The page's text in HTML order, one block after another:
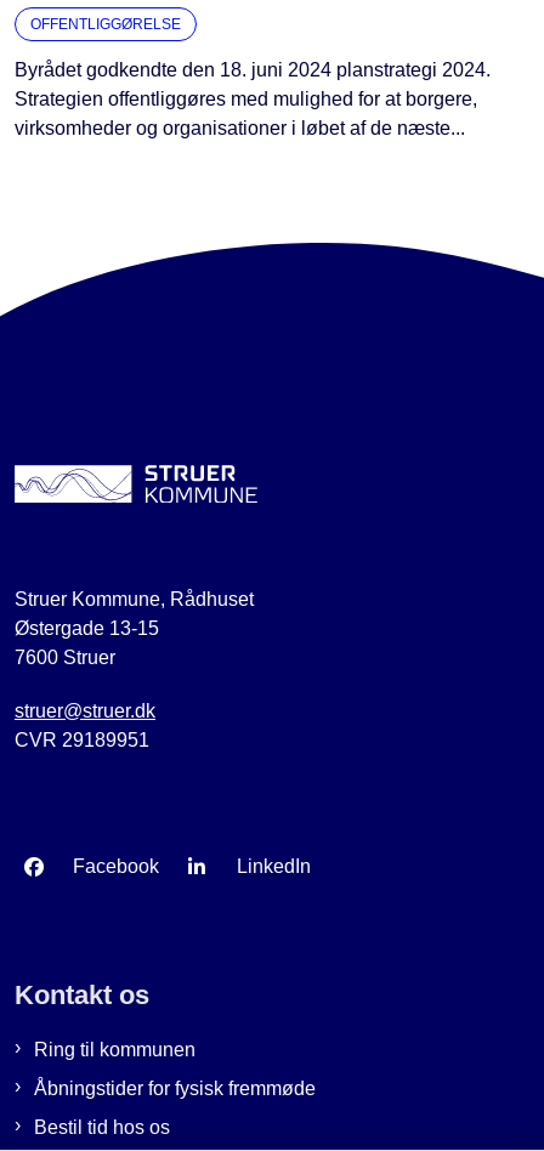
OFFENTLIGGØRELSE
Byrådet godkendte den 18. juni 2024 planstrategi 2024.
Strategien offentliggøres med mulighed for at borgere,
virksomheder og organisationer i løbet af de næste...
Struer Kommune, Rådhuset
Østergade 13-15
7600 Struer
struer@struer.dk
CVR 29189951
Facebook LinkedIn
Kontakt os
Ring til kommunen
Åbningstider for fysisk fremmøde
Bestil tid hos os